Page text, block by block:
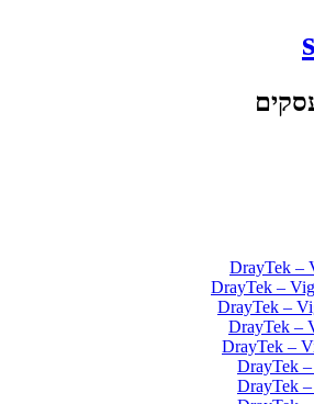
DrayTek –
DrayTek –
DrayTek –
DrayTek –
DrayTek –
DrayTek
DrayTek